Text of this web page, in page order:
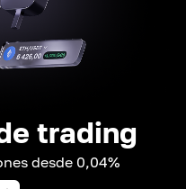
trading
desde 0,04%